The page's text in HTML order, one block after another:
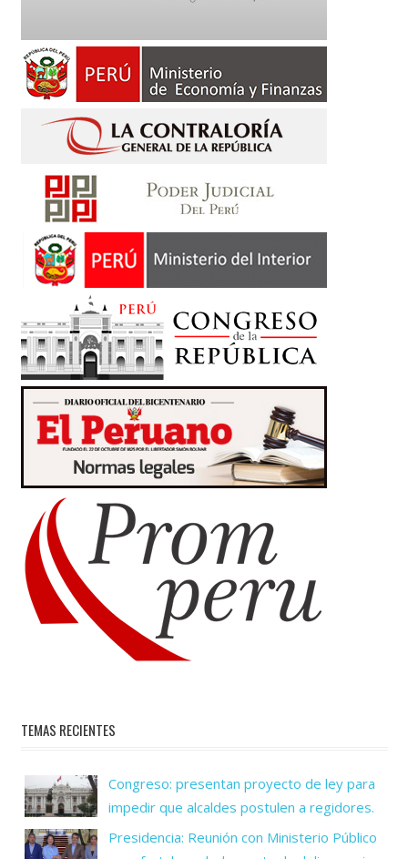
TEMAS RECIENTES
Congreso: presentan proyecto de ley para
impedir que alcaldes postulen a regidores.
Presidencia: Reunión con Ministerio Público